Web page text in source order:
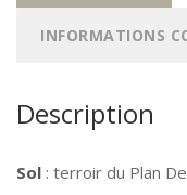
INFORMATIONS
Description
Sol : terroir du Plan